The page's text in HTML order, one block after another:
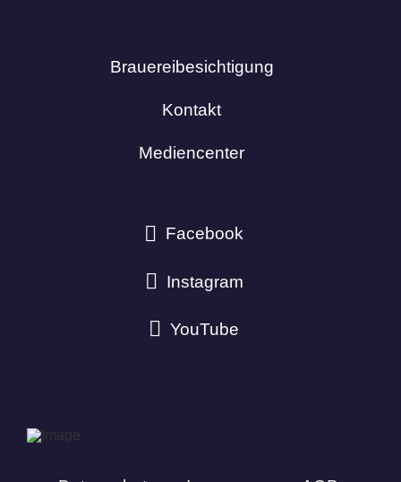
Brauereibesichtigung
Kontakt
Mediencenter
Facebook
Instagram
YouTube